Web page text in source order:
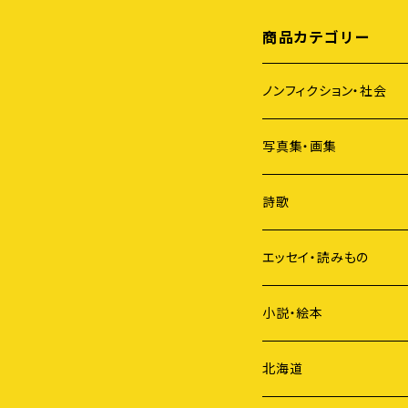
商品カテゴリー
ノンフィクション・社会
アイヌ
原発
ジェンダー
歴史
国際社会
写真集・画集
詩歌
短歌
俳句
詩
エッセイ・読みもの
小説・絵本
北海道